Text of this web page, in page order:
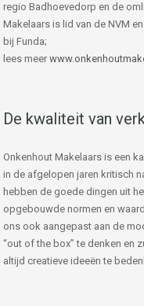
regio Badhoevedorp en de
Makelaars is lid van de NVM
bij Funda;
lees meer
De kwaliteit van
Onkenhout Makelaars is een
in de afgelopen jaren kritisch
hebben de goede dingen uit
opgebouwde normen en
ons ook aangepast aan de
“out of the box” te denken en
altijd creatieve ideeën te